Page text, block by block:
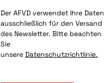
Der AFVD verwendet Ihre Daten
ausschließlich für den Versand
des Newsletter. Bitte beachten
Sie
unsere Datenschutzrichtlinie.